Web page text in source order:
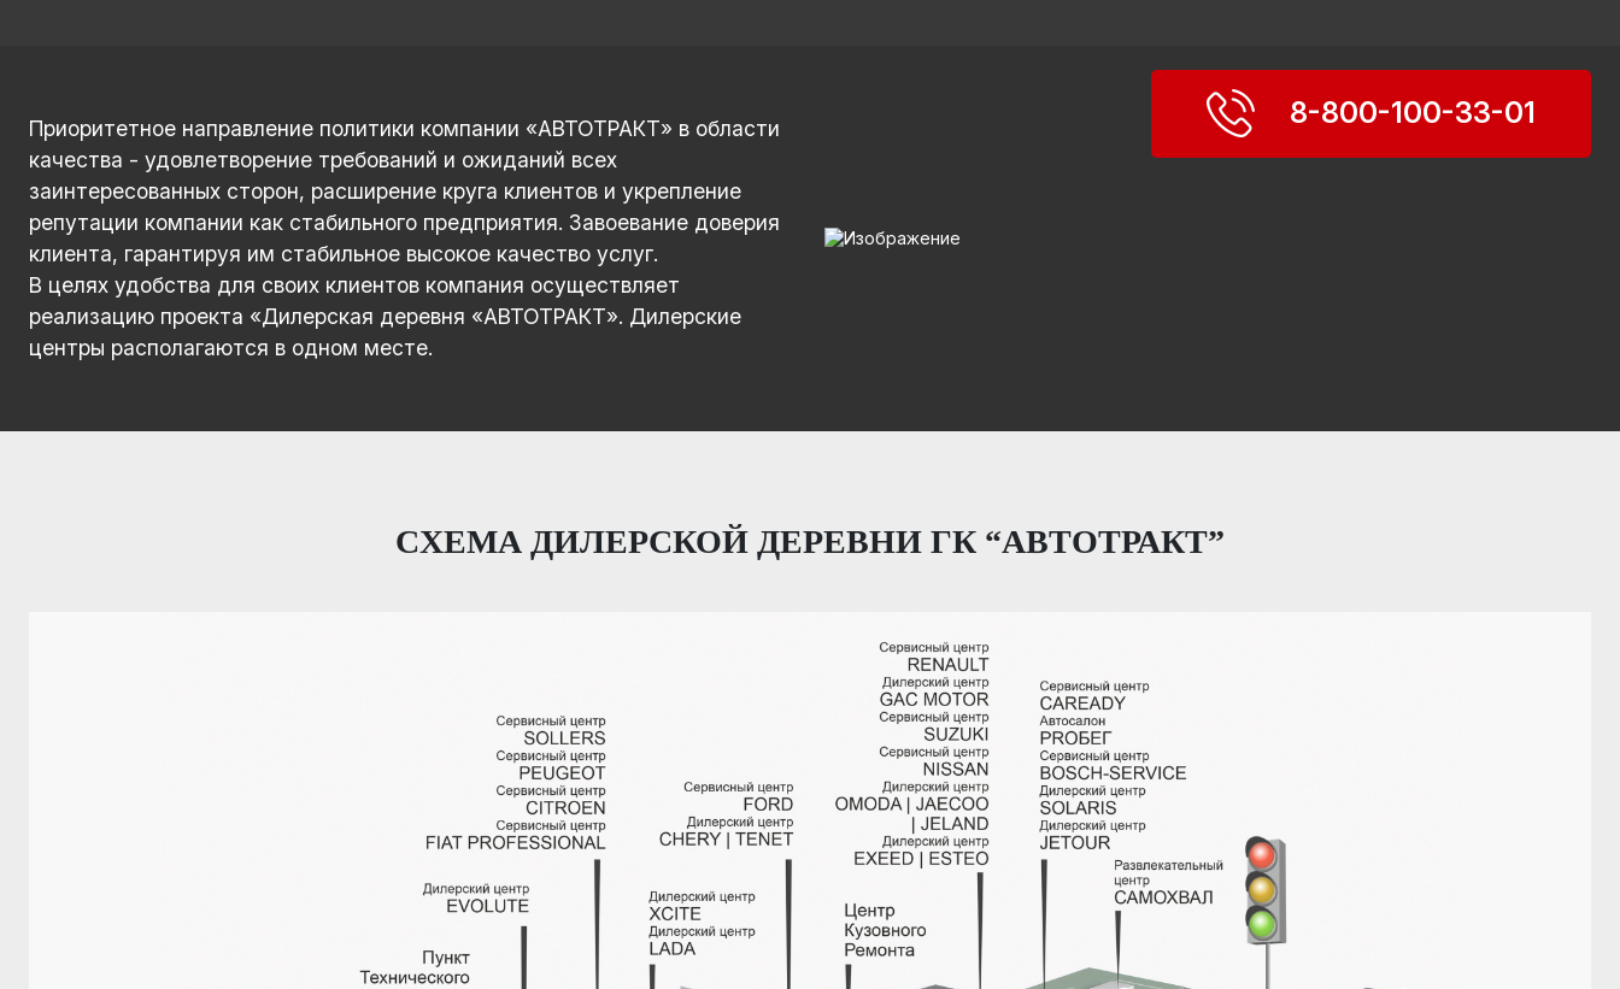
Приоритетное направление политики компании «АВТОТРАКТ» в области
качества - удовлетворение требований и ожиданий всех
заинтересованных сторон, расширение круга клиентов и укрепление
репутации компании как стабильного предприятия. Завоевание доверия
клиента, гарантируя им стабильное высокое качество услуг.
В целях удобства для своих клиентов компания осуществляет
реализацию проекта «Дилерская деревня «АВТОТРАКТ». Дилерские
центры располагаются в одном месте.
8-800-100-33-01
CХЕМА ДИЛЕРСКОЙ ДЕРЕВНИ ГК “АВТОТРАКТ”